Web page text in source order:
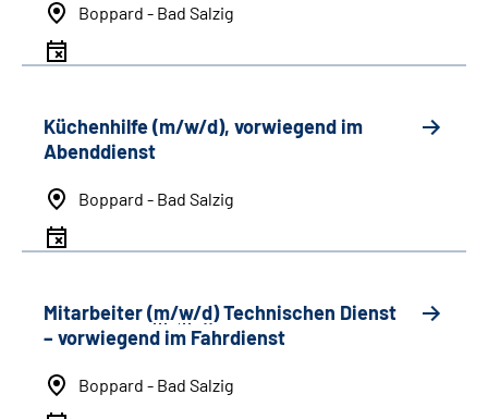
Boppard - Bad Salzig
Küchenhilfe (m/w/d), vorwiegend im
Abenddienst
Boppard - Bad Salzig
Mitarbeiter (m/w/d) Technischen Dienst
– vorwiegend im Fahrdienst
Boppard - Bad Salzig